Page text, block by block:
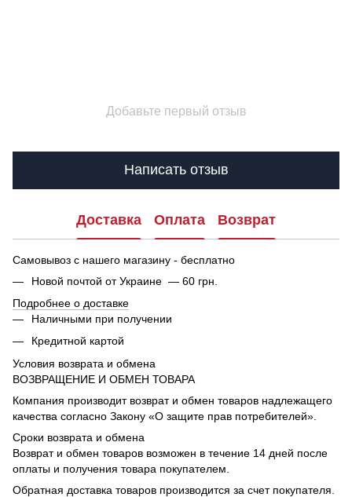
Добавьте первый отзыв
Написать отзыв
Доставка Оплата Возврат
Самовывоз с нашего магазину - бесплатно
Новой почтой от Украине — 60 грн.
Подробнее о доставке
Наличными при получении
Кредитной картой
Условия возврата и обмена
ВОЗВРАЩЕНИЕ И ОБМЕН ТОВАРА
Компания производит возврат и обмен товаров надлежащего
качества согласно Закону «О защите прав потребителей».
Сроки возврата и обмена
Возврат и обмен товаров возможен в течение 14 дней после
оплаты и получения товара покупателем.
Обратная доставка товаров производится за счет покупателя.